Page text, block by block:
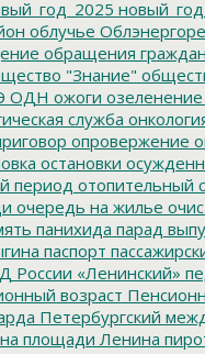
облучье
обращения граждан
"Знание"
ОДН ожоги озеленение
служба
опровержение
остановки
период отопительный
очередь на жилье
панихида парад
паспорт
«Ленинский»
возраст
Петербургский
площади Ленина